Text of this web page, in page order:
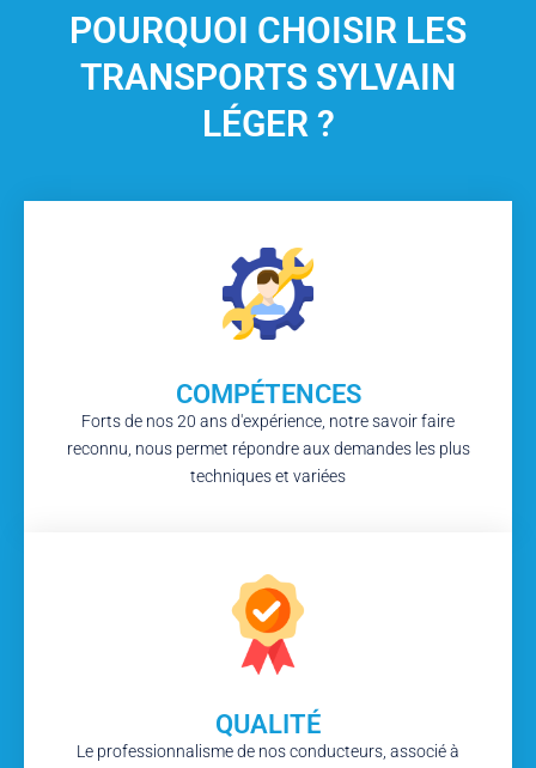
POURQUOI CHOISIR LES
TRANSPORTS SYLVAIN
LÉGER ?
COMPÉTENCES
Forts de nos 20 ans d'expérience, notre savoir faire
reconnu, nous permet répondre aux demandes les plus
techniques et variées
QUALITÉ
Le professionnalisme de nos conducteurs, associé à